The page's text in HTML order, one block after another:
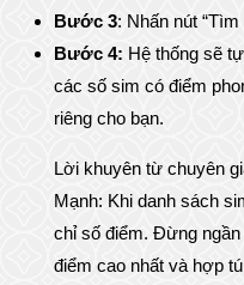
Bước 3: Nhấn nút
Bước 4: Hệ thống sẽ
các số sim có điểm
riêng cho bạn.
Lời khuyên từ chuyên
Mạnh: Khi danh sách
chỉ số điểm. Đừng
điểm cao nhất và hợp